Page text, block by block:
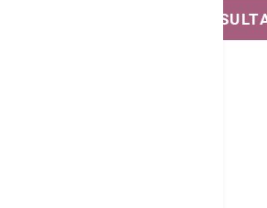
OUT-PATIENT CLINIC